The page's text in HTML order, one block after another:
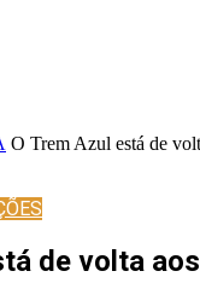
O Trem Azul está de
de volta